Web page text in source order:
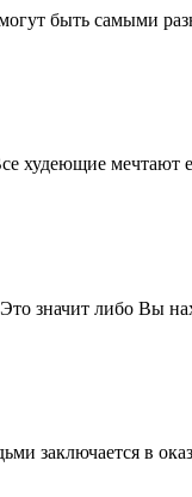
быть самыми
худеющие мечтают
значит либо Вы
заключается в